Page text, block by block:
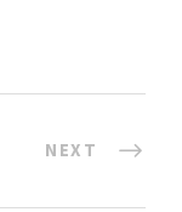
NEXT